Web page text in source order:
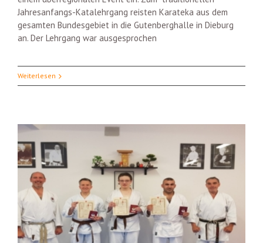
Jahresanfangs-Katalehrgang reisten Karateka aus dem
gesamten Bundesgebiet in die Gutenberghalle in Dieburg
an. Der Lehrgang war ausgesprochen
Weiterlesen